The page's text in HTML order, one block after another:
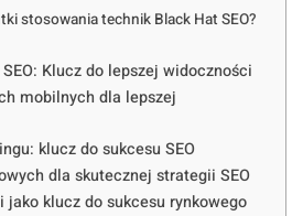
stosowania technik Black Hat SEO?
Klucz do lepszej widoczności
mobilnych dla lepszej
klucz do sukcesu SEO
dla skutecznej strategii SEO
klucz do sukcesu rynkowego